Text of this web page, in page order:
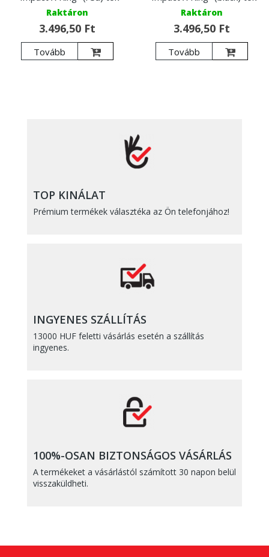
Raktáron
3.496,50 Ft
Tovább
Raktáron
3.496,50 Ft
Tovább
TOP KINÁLAT
Prémium termékek választéka az Ön telefonjához!
INGYENES SZÁLLÍTÁS
13000 HUF feletti vásárlás esetén a szállítás
ingyenes.
100%-OSAN BIZTONSÁGOS VÁSÁRLÁS
A termékeket a vásárlástól számított 30 napon belül
visszaküldheti.